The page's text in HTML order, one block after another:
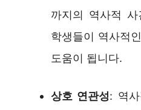
까지의 역사적
학생들이 역사적
도움이 됩니다.
상호 연관성: 역